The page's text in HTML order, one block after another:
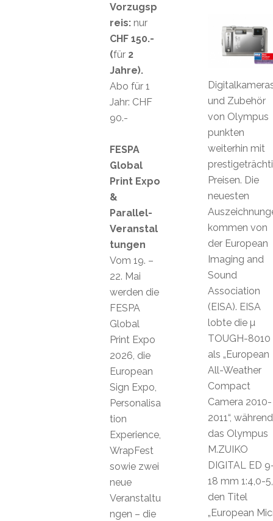
und Zubehör
von Olympus
punkten
weiterhin mit
Preisen. Die
neuesten
kommen von
der European
Imaging and
Sound
Association
(EISA). EISA
lobte die µ
TOUGH-8010
als „European
All-Weather
Compact
Camera 2010-
2011“, während
das Olympus
M.ZUIKO
DIGITAL ED
18 mm 1:4,0-
den Titel
„European
Vorzugsp
reis: nur
CHF 150.-
(für 2
Jahre).
Abo für 1
Jahr: CHF
90.-
FESPA
Global
Print Expo
&
Parallel-
Veranstal
tungen
Vom 19. –
22. Mai
werden die
FESPA
Global
Print Expo
2026, die
European
Sign Expo,
Personalisa
tion
Experience,
WrapFest
sowie zwei
neue
Veranstaltu
ngen – die